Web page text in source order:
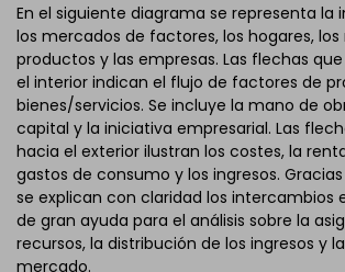
En el siguiente diagrama se representa la
los mercados de factores, los hogares,
productos y las empresas. Las flechas
el interior indican el flujo de factores de
bienes/servicios. Se incluye la mano de
capital y la iniciativa empresarial. Las
hacia el exterior ilustran los costes, la
gastos de consumo y los ingresos.
se explican con claridad los intercambios
de gran ayuda para el análisis sobre la
recursos, la distribución de los ingresos y
mercado.